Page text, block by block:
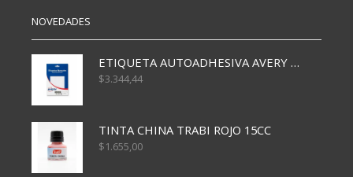
NOVEDADES
ETIQUETA AUTOADHESIVA AVERY 3026 30H 20 X 70
$3.344,44
TINTA CHINA TRABI ROJO 15CC
$1.655,00